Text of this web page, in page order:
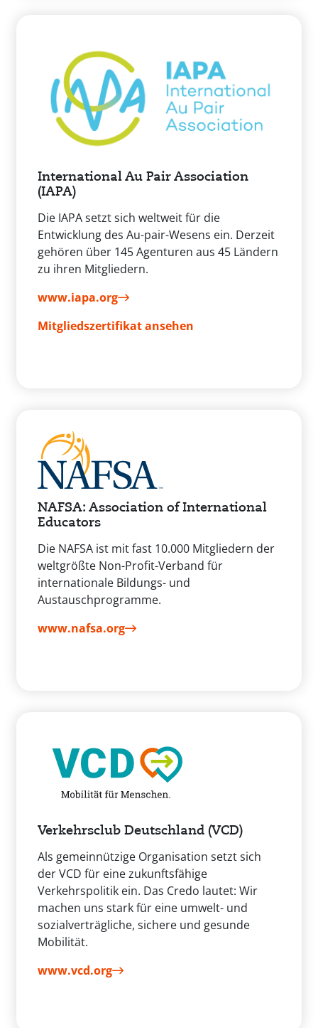
International Au Pair Association
(IAPA)
Die IAPA setzt sich weltweit für die
Entwicklung des Au-pair-Wesens ein. Derzeit
gehören über 145 Agenturen aus 45 Ländern
zu ihren Mitgliedern.
www.iapa.org
Mitgliedszertifikat ansehen
NAFSA: Association of International
Educators
Die NAFSA ist mit fast 10.000 Mitgliedern der
weltgrößte Non-Profit-Verband für
internationale Bildungs- und
Austauschprogramme.
www.nafsa.org
Verkehrsclub Deutschland (VCD)
Als gemeinnützige Organisation setzt sich
der VCD für eine zukunftsfähige
Verkehrspolitik ein. Das Credo lautet: Wir
machen uns stark für eine umwelt- und
sozialverträgliche, sichere und gesunde
Mobilität.
www.vcd.org